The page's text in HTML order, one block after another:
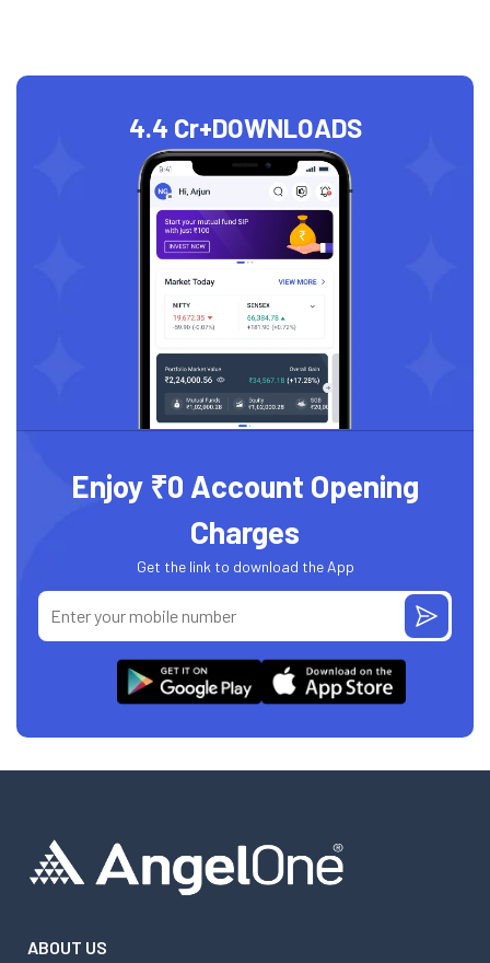
4.4 Cr+DOWNLOADS
Enjoy ₹0 Account Opening
Charges
Get the link to download the App
ABOUT US